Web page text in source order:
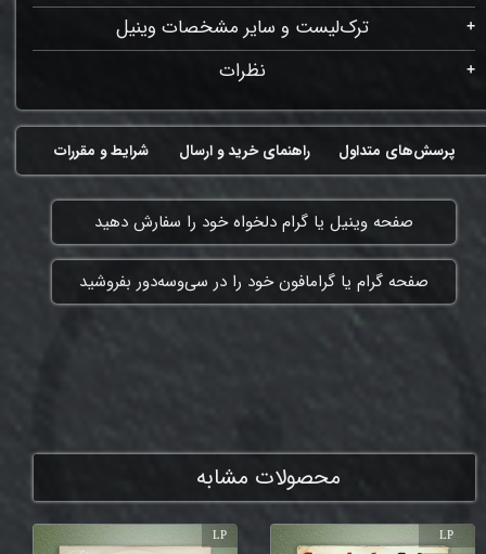
ترک‌لیست و سایر مشخصات وینیل
نظرات
شرایط و مقررات راهنمای خرید و ارسال پرسش‌های متداول
​صفحه وینیل یا گرام دلخواه خود را سفارش دهید
​صفحه گرام یا گرامافون خود را در سی‌وسه‌دور بفروشید
محصولات مشابه
LP
LP